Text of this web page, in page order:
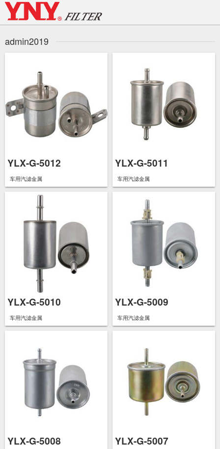
Skip
content
admin2019
YLX-G-5012
车用汽滤金属
YLX-G-5011
车用汽滤金属
YLX-G-5010
车用汽滤金属
YLX-G-5009
车用汽滤金属
YLX-G-5008 YLX-G-5007